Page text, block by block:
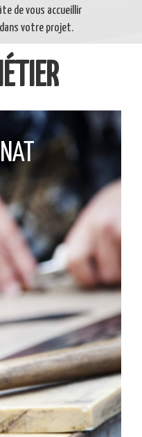
de vous accueillir
votre projet.